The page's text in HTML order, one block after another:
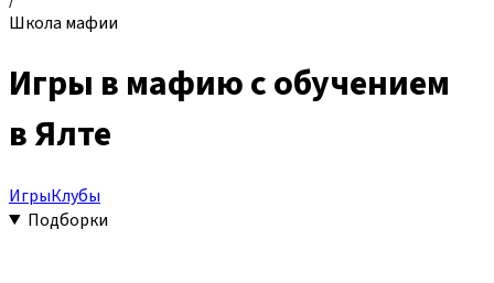
Школа мафии
Игры в мафию с обучением
в Ялте
ИгрыКлубы
Подборки